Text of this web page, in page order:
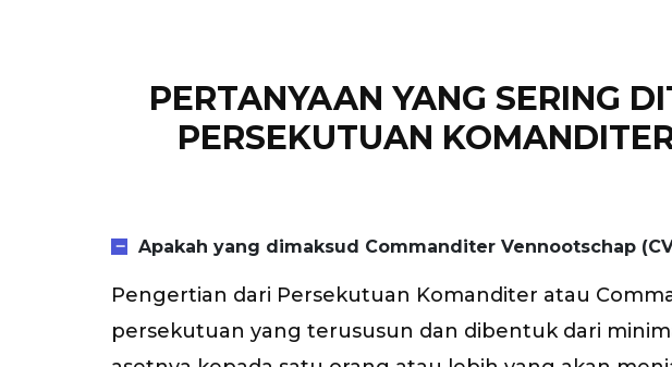
PERTANYAAN YANG SERING
PERSEKUTUAN
Apakah yang dimaksud Commanditer Vennootschap
Pengertian dari Persekutuan Komanditer atau
persekutuan yang terususun dan dibentuk dari